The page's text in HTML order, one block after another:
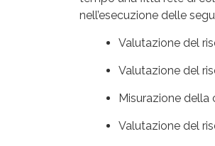
nell’esecuzione delle
Valutazione del
Valutazione del
Misurazione
Valutazione del